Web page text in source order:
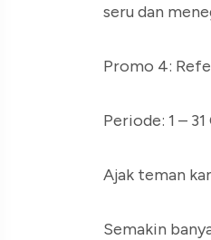
seru dan
Promo 4:
Periode: 1 –
Ajak teman
Semakin